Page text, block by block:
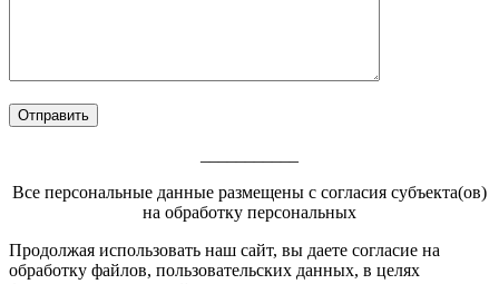
Все персональные данные размещены с согласия субъекта(ов)
на обработку персональных
Footer
Продолжая использовать наш сайт, вы даете согласие на
обработку файлов, пользовательских данных, в целях